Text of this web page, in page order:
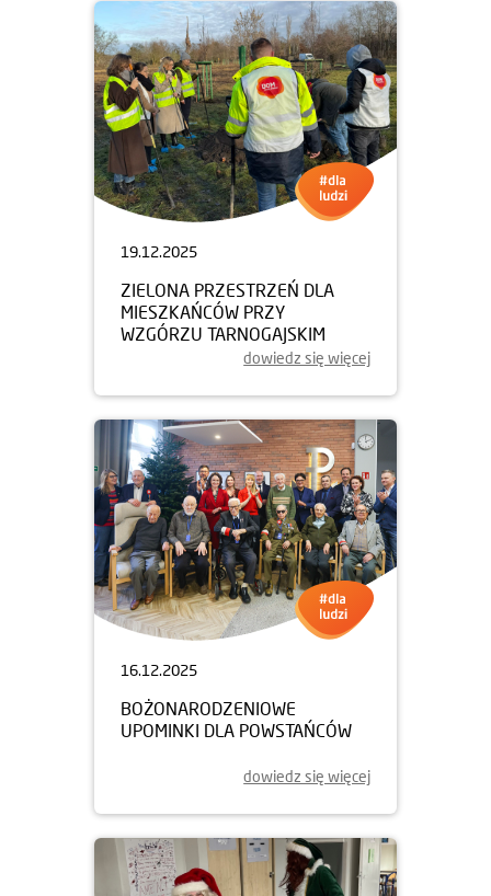
19.12.2025
ZIELONA PRZESTRZEŃ DLA
MIESZKAŃCÓW PRZY
WZGÓRZU TARNOGAJSKIM
dowiedz się więcej
16.12.2025
BOŻONARODZENIOWE
UPOMINKI DLA POWSTAŃCÓW
dowiedz się więcej